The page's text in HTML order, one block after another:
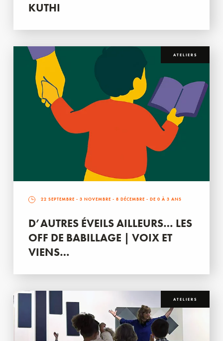
KUTHI
ATELIERS
22 SEPTEMBRE - 3 NOVEMBRE - 8 DÉCEMBRE - DE 0 À 3 ANS
D’AUTRES ÉVEILS AILLEURS… LES
OFF DE BABILLAGE | VOIX ET
VIENS…
ATELIERS